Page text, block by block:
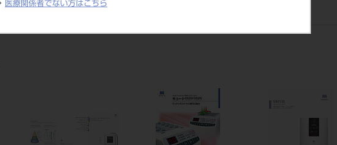
医療関係者でない方はこちら
療機器